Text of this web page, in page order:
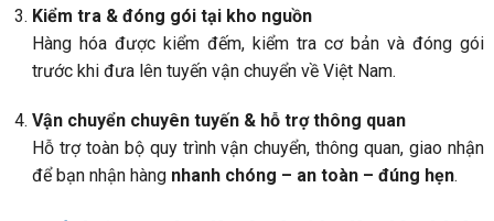
Kiểm tra & đóng gói tại kho nguồn
Hàng hóa được kiểm đếm, kiểm tra cơ bản và đóng gói
trước khi đưa lên tuyến vận chuyển về Việt Nam.
Vận chuyển chuyên tuyến & hỗ trợ thông quan
Hỗ trợ toàn bộ quy trình vận chuyển, thông quan, giao nhận
để bạn nhận hàng nhanh chóng – an toàn – đúng hẹn.